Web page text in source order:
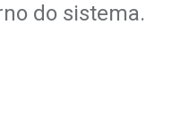
do sistema.